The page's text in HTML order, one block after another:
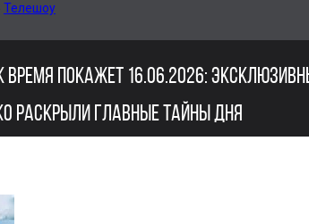
Телешоу
ПОКАЖЕТ 16.06.2026:
РАСКРЫЛИ ГЛАВНЫЕ ТАЙНЫ ДНЯ